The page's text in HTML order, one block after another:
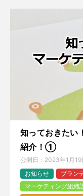
知っておきたい
紹介！①
公開日： 2023年1月19
お知らせ
ブラン
マーケティング組織